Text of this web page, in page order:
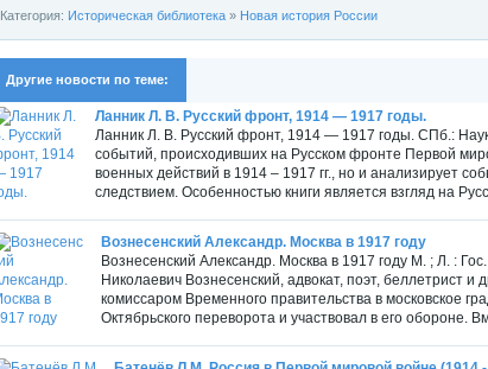
Категория: Историческая библиотека » Новая история России
Другие новости по теме:
Ланник Л. В. Русский фронт, 1914 — 1917 годы.
Ланник Л. В. Русский фронт, 1914 — 1917 годы. СПб.:
событий, происходивших на Русском фронте Первой
военных действий в 1914 – 1917 гг., но и анализирует
следствием. Особенностью книги является взгляд на
Вознесенский Александр. Москва в 1917 году
Вознесенский Александр. Москва в 1917 году М. ; Л. :
Николаевич Вознесенский, адвокат, поэт, беллетрист
комиссаром Временного правительства в московское
Октябрьского переворота и участвовал в его обороне.